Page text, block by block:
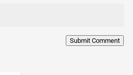
Submit Comment